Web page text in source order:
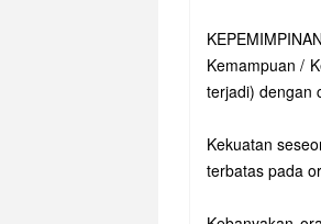
Kemampuan /
terjadi) dengan
Kekuatan
terbatas pada